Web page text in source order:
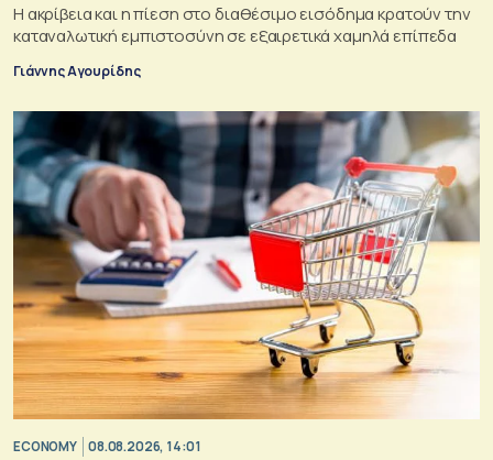
Η ακρίβεια και η πίεση στο διαθέσιμο εισόδημα κρατούν την
καταναλωτική εμπιστοσύνη σε εξαιρετικά χαμηλά επίπεδα
Γιάννης Αγουρίδης
ECONOMY 08.08.2026, 14:01